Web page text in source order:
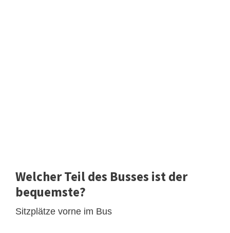
Welcher Teil des Busses ist der
bequemste?
Sitzplätze vorne im Bus